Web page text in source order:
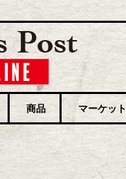
商品 マーケット